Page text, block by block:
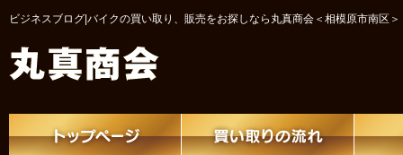
ビジネスブログ|バイクの買い取り、販売をお探しなら丸真商会＜相模原市南区＞